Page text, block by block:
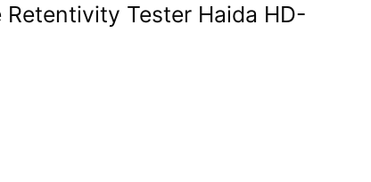
Tester Haida HD-